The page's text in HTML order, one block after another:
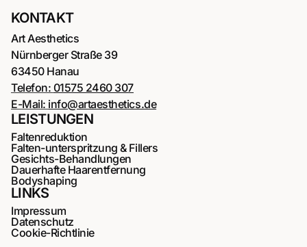
KONTAKT
Art Aesthetics
Nürnberger Straße 39
63450 Hanau
Telefon: 01575 2460 307
E-Mail: info@artaesthetics.de
LEISTUNGEN
Faltenreduktion
Falten-unterspritzung & Fillers
Gesichts-Behandlungen
Dauerhafte Haarentfernung
Bodyshaping
LINKS
Impressum
Datenschutz
Cookie-Richtlinie